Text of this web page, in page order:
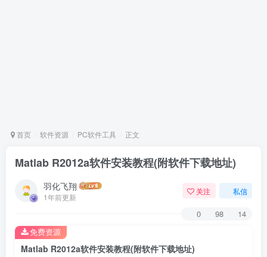
首页 软件资源 PC软件工具 正文
Matlab R2012a软件安装教程(附软件下载地址)
羽化飞翔
1年前更新
关注 私信
0 98 14
Matlab R2012a软件安装教程(附软件下载地址)
免费资源